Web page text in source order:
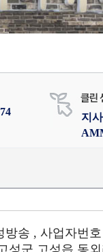
지
방송 , 사업자번호
성군 고성읍 동외